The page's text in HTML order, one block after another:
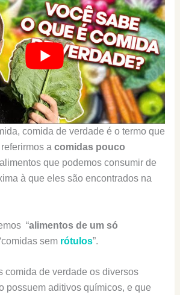
comida de verdade é o termo que
a comidas pouco
que podemos consumir de
à que eles são encontrados na
“alimentos de um só
sem rótulos”.
comida de verdade os diversos
possuem aditivos químicos, e que